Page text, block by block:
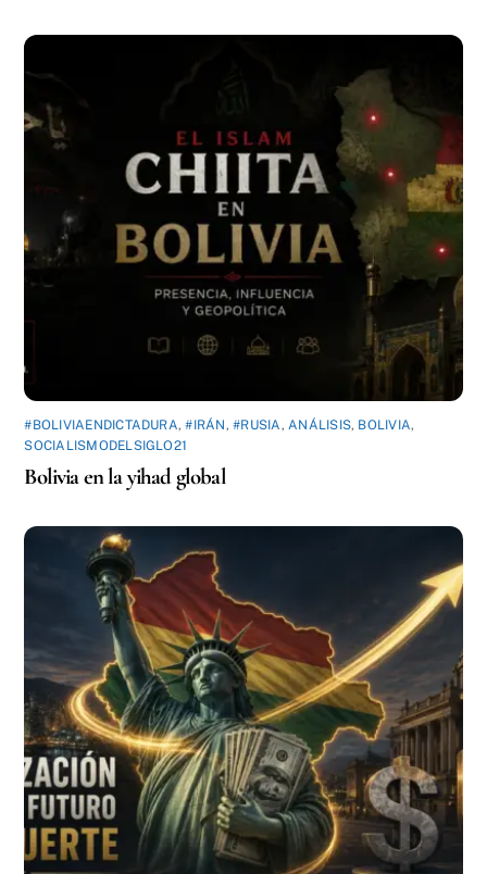
#BOLIVIAENDICTADURA,#IRÁN,#RUSIA,ANÁLISIS, BOLIVIA,
SOCIALISMODELSIGLO21
Bolivia en la yihad global